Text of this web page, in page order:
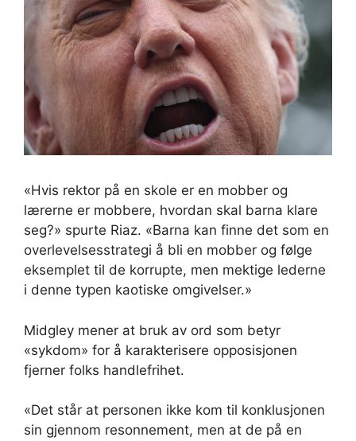
«Hvis rektor på en skole er en mobber og
lærerne er mobbere, hvordan skal barna klare
seg?» spurte Riaz. «Barna kan finne det som en
overlevelsesstrategi å bli en mobber og følge
eksemplet til de korrupte, men mektige lederne
i denne typen kaotiske omgivelser.»
Midgley mener at bruk av ord som betyr
«sykdom» for å karakterisere opposisjonen
fjerner folks handlefrihet.
«Det står at personen ikke kom til konklusjonen
sin gjennom resonnement, men at de på en